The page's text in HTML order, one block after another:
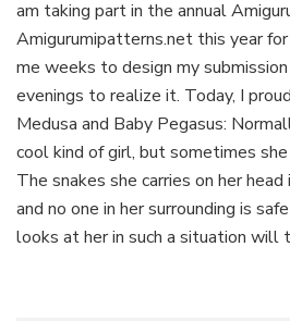
Pegasus
in
the
Design
Contest
am taking part in the annual
Amigurumipatterns.net this year
me weeks to design my submission
evenings to realize it. Today, I
Medusa and Baby Pegasus:
cool kind of girl, but sometimes
The snakes she carries on her
and no one in her surrounding is
looks at her in such a situation will